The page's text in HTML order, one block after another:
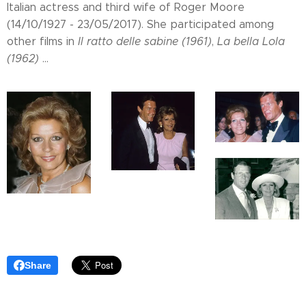
Italian actress and third wife of Roger Moore
(14/10/1927 - 23/05/2017). She participated among
other films in Il ratto delle sabine (1961), La bella Lola
(1962) ...
Share